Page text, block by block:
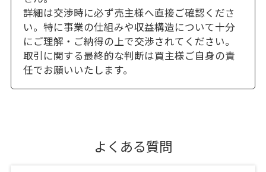
詳細は交渉時に必ず売主様へ直接ご確認くださ
い。特に事業の仕組みや収益構造について十分
にご理解・ご納得の上で交渉されてください。
取引に関する最終的な判断は買主様ご自身の責
任でお願いいたします。
よくある質問